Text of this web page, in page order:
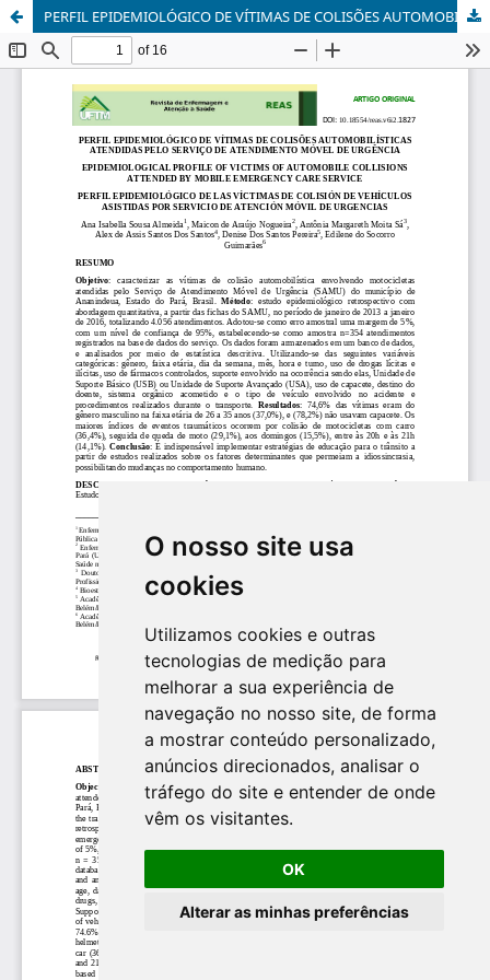
O nosso site usa
cookies
Utilizamos cookies e outras
tecnologias de medição para
melhorar a sua experiência de
navegação no nosso site, de forma
a mostrar conteúdo personalizado,
anúncios direcionados, analisar o
tráfego do site e entender de onde
vêm os visitantes.
OK
Alterar as minhas preferências
PERFIL EPIDEMIOLÓGICO DE VÍTIMAS DE COLISÕES AUTOMOBILÍSTICAS ATENDIDOS PELO SERVIÇO DE ATENDIMENTO MÓVEL DE URGÊNCIA